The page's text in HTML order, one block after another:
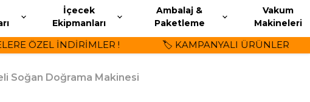
İçecek
Ekipmanları
Ambalaj &
Paketleme
Vakum
Makineleri
ÖZEL İNDİRİMLER ! 🏷️ KAMPANYALI ÜRÜNLER
Soğan Doğrama Makinesi